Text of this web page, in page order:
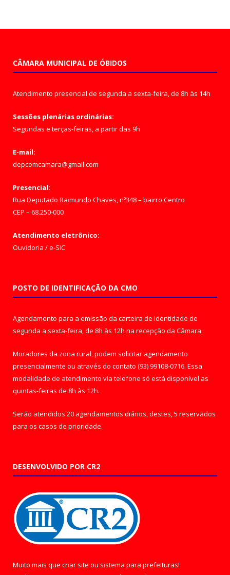
CÂMARA MUNICIPAL DE ÓBIDOS
Atendimento presencial de segunda a sexta-feira, de 8h às 14h
Sessões plenárias ordinárias:
Segundas e terças-feiras, a partir das 9h
E-mail:
depcomcamara@gmail.com
Presencial:
Rua Deputado Raimundo Chaves, nº348 – bairro Centro
CEP – 68.250-000
Atendimento eletrônico:
Ouvidoria /e-SIC
POSTO DE IDENTIFICAÇÃO DA CMO
Agendamento para a emissão da carteira de identidade de
segunda a sexta-feira, de 8h às 12h na recepção da Câmara.
Moradores da zona rural, podem solicitar agendamento
presencialmente ou através do contato (93) 99108-0716. Essa
modalidade de atendimento via telefone só está disponível as
quintas-feiras de 8h às 12h.
Serão atendidos 20 agendamentos diários, destes, 5 reservados
para os casos de prioridade.
DESENVOLVIDO POR CR2
Muito mais que criar site ou sistema para prefeituras!